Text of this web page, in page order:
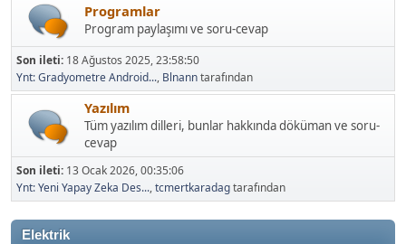
Programlar
Program paylaşımı ve soru-cevap
Son ileti: 18 Ağustos 2025, 23:58:50
Ynt: Gradyometre Android..., Blnanntarafından
Yazılım
Tüm yazılım dilleri, bunlar hakkında döküman ve soru-
cevap
Son ileti: 13 Ocak 2026, 00:35:06
Ynt: Yeni Yapay Zeka Des...,tcmertkaradagtarafından
Elektrik